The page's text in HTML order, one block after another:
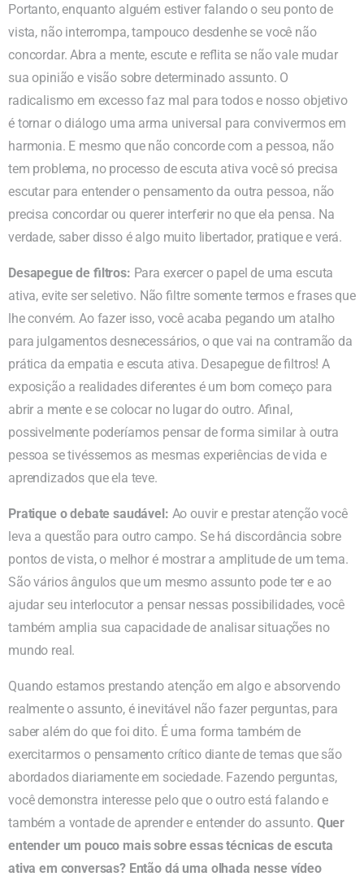
Portanto, enquanto alguém estiver falando o seu ponto de
vista, não interrompa, tampouco desdenhe se você não
concordar. Abra a mente, escute e reflita se não vale mudar
sua opinião e visão sobre determinado assunto. O
radicalismo em excesso faz mal para todos e nosso objetivo
é tornar o diálogo uma arma universal para convivermos em
harmonia. E mesmo que não concorde com a pessoa, não
tem problema, no processo de escuta ativa você só precisa
escutar para entender o pensamento da outra pessoa, não
precisa concordar ou querer interferir no que ela pensa. Na
verdade, saber disso é algo muito libertador, pratique e verá.
Desapegue de filtros: Para exercer o papel de uma escuta
ativa, evite ser seletivo. Não filtre somente termos e frases que
lhe convém. Ao fazer isso, você acaba pegando um atalho
para julgamentos desnecessários, o que vai na contramão da
prática da empatia e escuta ativa. Desapegue de filtros! A
exposição a realidades diferentes é um bom começo para
abrir a mente e se colocar no lugar do outro. Afinal,
possivelmente poderíamos pensar de forma similar à outra
pessoa se tivéssemos as mesmas experiências de vida e
aprendizados que ela teve.
Pratique o debate saudável: Ao ouvir e prestar atenção você
leva a questão para outro campo. Se há discordância sobre
pontos de vista, o melhor é mostrar a amplitude de um tema.
São vários ângulos que um mesmo assunto pode ter e ao
ajudar seu interlocutor a pensar nessas possibilidades, você
também amplia sua capacidade de analisar situações no
mundo real.
Quando estamos prestando atenção em algo e absorvendo
realmente o assunto, é inevitável não fazer perguntas, para
saber além do que foi dito. É uma forma também de
exercitarmos o pensamento crítico diante de temas que são
abordados diariamente em sociedade. Fazendo perguntas,
você demonstra interesse pelo que o outro está falando e
também a vontade de aprender e entender do assunto. Quer
entender um pouco mais sobre essas técnicas de escuta
ativa em conversas? Então dá uma olhada nesse vídeo